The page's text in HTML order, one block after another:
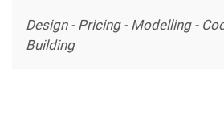
Design - Pricing - Modelling -
Building